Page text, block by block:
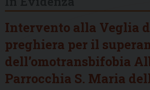
Intervento alla Veglia
preghiera per il
dell’omotransbifobia
Parrocchia S. Maria